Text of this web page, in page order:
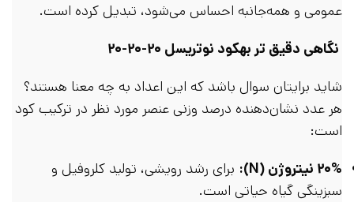
عمومی و همه‌جانبه احساس می‌شود، تبدیل کرده است.
نگاهی دقیق‌ تر بهکود نوتریسل ۲۰-۲۰-۲۰
شاید برایتان سوال باشد که این اعداد به چه معنا هستند؟
هر عدد نشان‌دهنده درصد وزنی عنصر مورد نظر در ترکیب کود
است:
۲۰% نیتروژن (
N
): برای رشد رویشی، تولید کلروفیل و
سبزینگی گیاه حیاتی است.